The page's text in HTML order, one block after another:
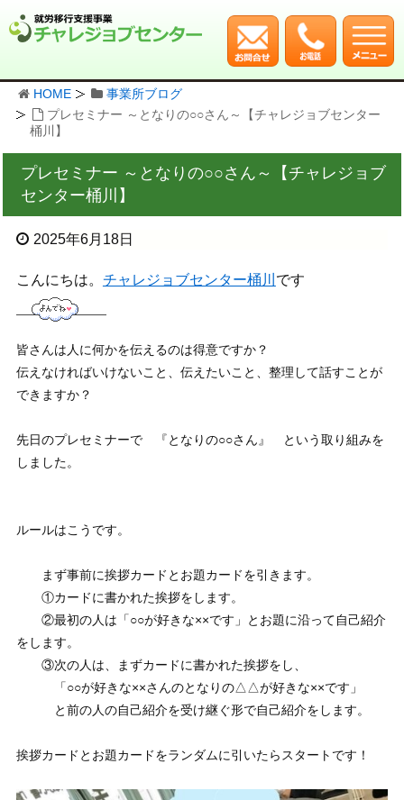
HOME
事業所ブログ
プレセミナー ～となりの○○さん～【チャレジョブセンター
桶川】
プレセミナー ～となりの○○さん～【チャレジョブ
センター桶川】
2025年6月18日
こんにちは。 チャレジョブセンター桶川 です
皆さんは人に何かを伝えるのは得意ですか？
伝えなければいけないこと、伝えたいこと、整理して話すことが
できますか？
先日のプレセミナーで 『となりの○○さん』 という取り組みを
しました。
ルールはこうです。
まず事前に挨拶カードとお題カードを引きます。
①カードに書かれた挨拶をします。
②最初の人は「○○が好きな××です」とお題に沿って自己紹介
をします。
③次の人は、まずカードに書かれた挨拶をし、
「○○が好きな××さんのとなりの△△が好きな××です」
と前の人の自己紹介を受け継ぐ形で自己紹介をします。
挨拶カードとお題カードをランダムに引いたらスタートです！